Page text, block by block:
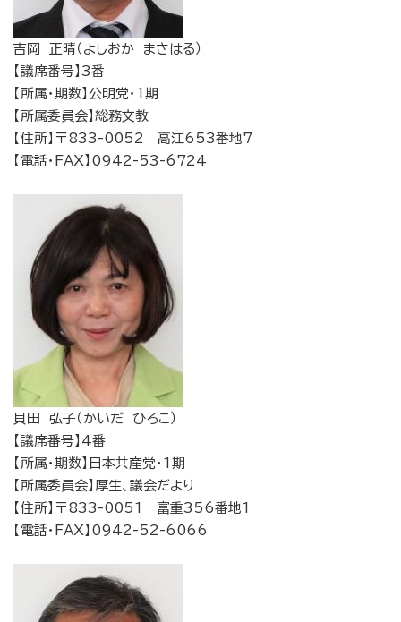
吉岡 正晴（よしおか まさはる）
【議席番号】3番
【所属・期数】公明党・1期
【所属委員会】総務文教
【住所】〒833-0052 高江653番地7
【電話・FAX】0942-53-6724
貝田 弘子（かいだ ひろこ）
【議席番号】4番
【所属・期数】日本共産党・1期
【所属委員会】厚生、議会だより
【住所】〒833-0051 富重356番地1
【電話・FAX】0942-52-6066